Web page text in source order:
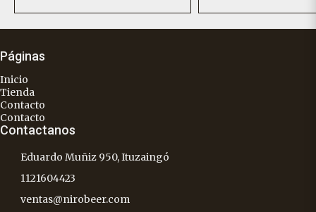
Páginas
Inicio
Tienda
Contacto
Contacto
Contactanos
Eduardo Muñiz 950, Ituzaingó
1121604423
ventas@nirobeer.com